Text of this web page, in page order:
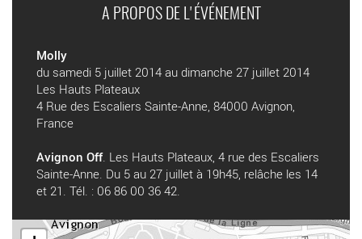
A PROPOS DE L'ÉVÉNEMENT
Molly
du samedi 5 juillet 2014 au dimanche 27 juillet 2014
Les Hauts Plateaux
4 Rue des Escaliers Sainte-Anne, 84000 Avignon,
France
Avignon Off. Les Hauts Plateaux, 4 rue des Escaliers
Sainte-Anne. Du 5 au 27 juillet à 19h45, relâche les 14
et 21. Tél. : 06 86 00 36 42.